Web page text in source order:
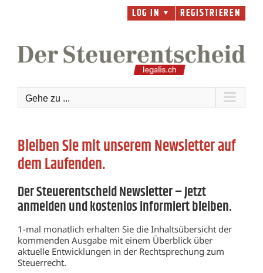
LOG IN ▼ REGISTRIEREN
Gehe zu ...
Bleiben Sie mit unserem Newsletter auf
dem Laufenden.
Der Steuerentscheid Newsletter – Jetzt
anmelden und kostenlos informiert bleiben.
1-mal monatlich erhalten Sie die Inhaltsübersicht der
kommenden Ausgabe mit einem Überblick über
aktuelle Entwicklungen in der Rechtsprechung zum
Steuerrecht.